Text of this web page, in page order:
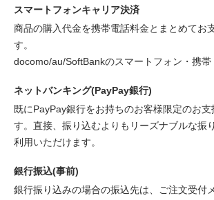
スマートフォンキャリア決済
商品の購入代金を携帯電話料金とまとめてお
す。
docomo/au/SoftBankのスマートフォン・携帯
ネットバンキング(PayPay銀行)
既にPayPay銀行をお持ちのお客様限定のお支
す。直接、振り込むよりもリーズナブルな振
利用いただけます。
銀行振込(事前)
銀行振り込みの場合の振込先は、ご注文受付